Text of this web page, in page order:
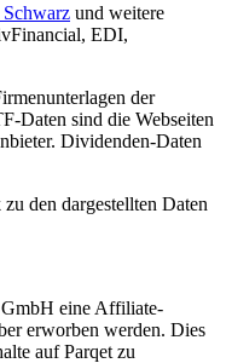
und weitere
EDI,
der
Daten sind die Webseiten
Dividenden-Daten
den dargestellten Daten
eine Affiliate-
erworben werden. Dies
auf Parqet zu